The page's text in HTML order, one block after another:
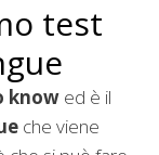
test
know ed è il
che viene